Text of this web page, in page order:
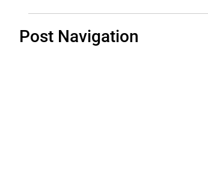
Post Navigation